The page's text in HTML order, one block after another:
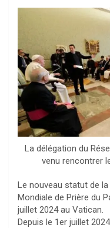
La délégation du
venu rencontrer
Le nouveau statut de
Mondiale de Prière du
juillet 2024 au Vatican.
Depuis le 1er juillet